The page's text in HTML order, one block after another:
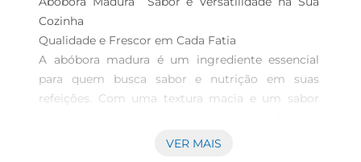
Cozinha
Qualidade e Frescor em Cada Fatia
A abóbora madura é um ingrediente essencial
para quem busca sabor e nutrição em suas
refeições. Com uma textura macia e um sabor
preparações, desde sopas e purês até assados e
VER MAIS